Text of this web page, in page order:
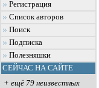
Регистрация
Список авторов
Поиск
Подписка
Полезняшки
СЕЙЧАС НА САЙТЕ
+ ещё 79 неизвестных